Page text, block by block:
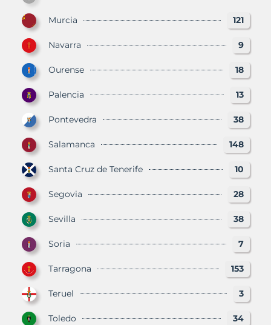
Murcia 121
Navarra 9
Ourense 18
Palencia 13
Pontevedra 38
Salamanca 148
Santa Cruz de Tenerife 10
Segovia 28
Sevilla 38
Soria 7
Tarragona 153
Teruel 3
Toledo 34